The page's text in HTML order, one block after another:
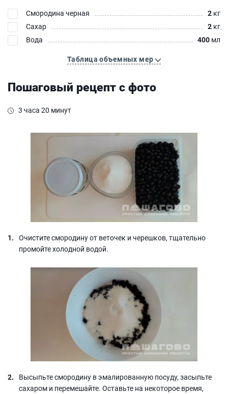
Смородина черная 2 кг
Сахар
2 кг
Вода
400 мл
Таблица объемных мер
Пошаговый рецепт с фото
3 часа 20 минут
Очистите смородину от веточек и черешков, тщательно
промойте холодной водой.
Высыпьте смородину в эмалированную посуду, засыпьте
сахаром и перемешайте. Оставьте на некоторое время,